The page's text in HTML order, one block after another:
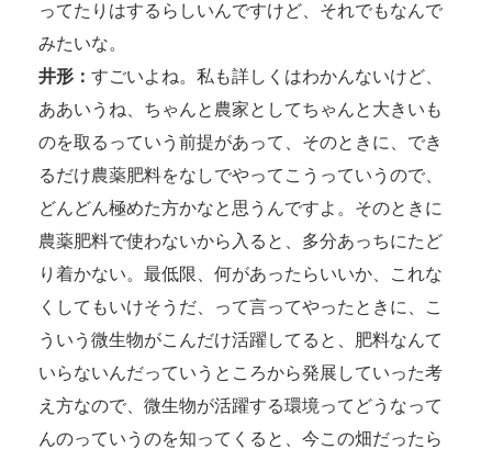
ってたりはするらしいんですけど、それでもなんで
みたいな。
井形： すごいよね。私も詳しくはわかんないけど、
ああいうね、ちゃんと農家としてちゃんと大きいも
のを取るっていう前提があって、そのときに、でき
るだけ農薬肥料をなしでやってこうっていうので、
どんどん極めた方かなと思うんですよ。そのときに
農薬肥料で使わないから入ると、多分あっちにたど
り着かない。最低限、何があったらいいか、これな
くしてもいけそうだ、って言ってやったときに、こ
ういう微生物がこんだけ活躍してると、肥料なんて
いらないんだっていうところから発展していった考
え方なので、微生物が活躍する環境ってどうなって
んのっていうのを知ってくると、今この畑だったら